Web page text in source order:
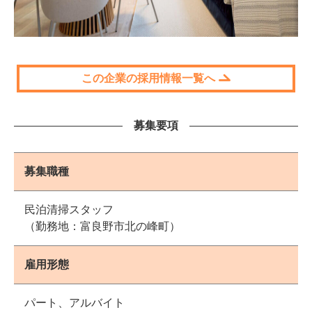
この企業の採用情報一覧へ
募集要項
募集職種
民泊清掃スタッフ
（勤務地：富良野市北の峰町）
雇用形態
パート、アルバイト